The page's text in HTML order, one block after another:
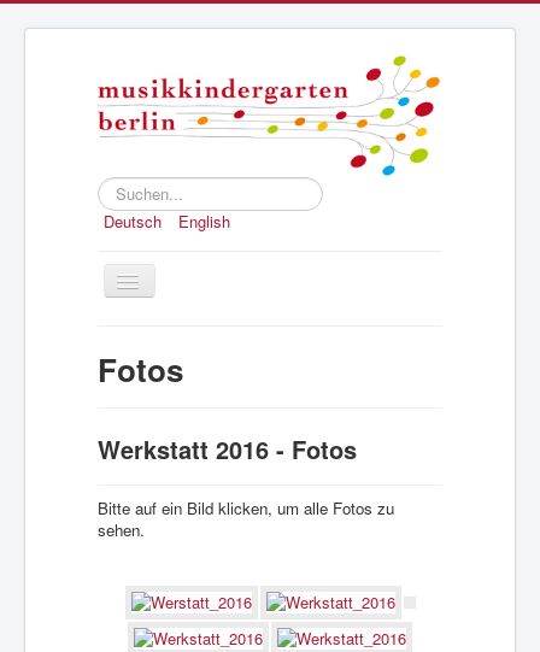
Suchen...
Deutsch
English
Toggle
Konzept
Struktur und Geschichte
Presse
Stellen/Ausschreibungen
Fotos
Werkstatt 2016 - Fotos
Bitte auf ein Bild klicken, um alle Fotos zu
sehen.